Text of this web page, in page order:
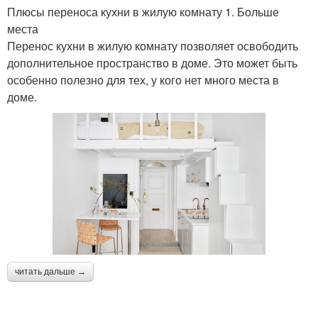
Плюсы переноса кухни в жилую комнату 1. Больше
места
Перенос кухни в жилую комнату позволяет освободить
дополнительное пространство в доме. Это может быть
особенно полезно для тех, у кого нет много места в
доме.
читать дальше →